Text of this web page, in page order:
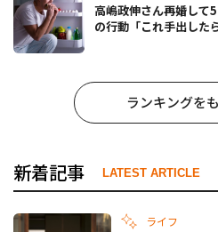
高嶋政伸さん再婚して
の行動「これ手出した
ランキングを
新着記事 LATEST ARTICLE
ライフ